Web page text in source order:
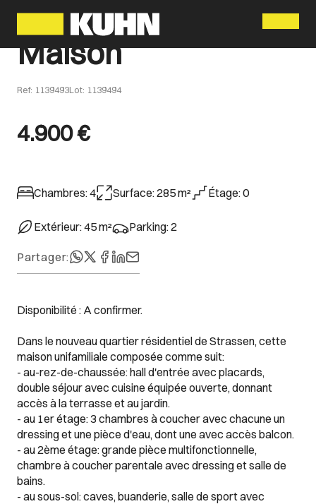
Maison
Ref: 1139493Lot: 1139494
Chambres:4 Surface:285m² Étage:0
Extérieur:45m² Parking:2
Partager:
Disponibilité : A confirmer.
Dans le nouveau quartier résidentiel de Strassen, cette
maison unifamiliale composée comme suit:
- au-rez-de-chaussée: hall d'entrée avec placards,
double séjour avec cuisine équipée ouverte, donnant
accès à la terrasse et au jardin.
- au 1er étage: 3 chambres à coucher avec chacune un
dressing et une pièce d'eau, dont une avec accès balcon.
- au 2ème étage: grande pièce multifonctionnelle,
chambre à coucher parentale avec dressing et salle de
bains.
- au sous-sol: caves, buanderie, salle de sport avec
4.900 €
Menu